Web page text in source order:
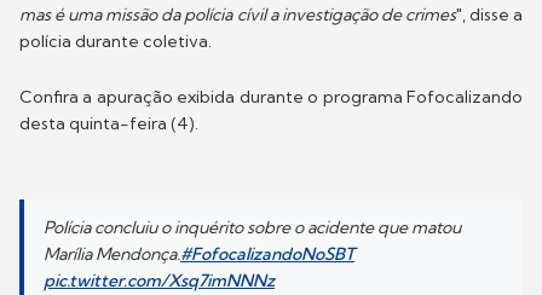
mas é uma missão da polícia cívil a investigação de crimes", disse a
polícia durante coletiva.
Confira a apuração exibida durante o programa Fofocalizando
desta quinta-feira (4).
Polícia concluiu o inquérito sobre o acidente que matou
Marília Mendonça.#FofocalizandoNoSBT
pic.twitter.com/Xsq7imNNNz